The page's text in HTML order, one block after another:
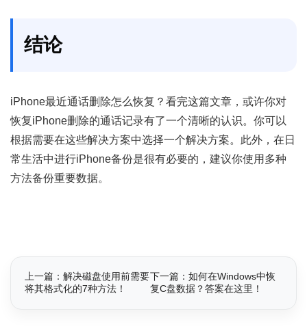
结论
iPhone最近通话删除怎么恢复？看完这篇文章，或许你对
恢复iPhone删除的通话记录有了一个清晰的认识。你可以
根据需要在这些解决方案中选择一个解决方案。此外，在日
常生活中进行iPhone备份是很有必要的，建议你使用多种
方法备份重要数据。
上一篇：解决磁盘使用前需要
将其格式化的7种方法！
下一篇：如何在Windows中恢
复C盘数据？答案在这里！